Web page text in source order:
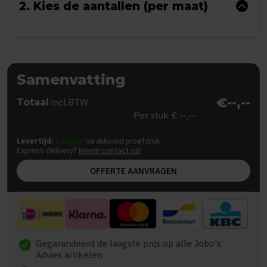
2. Kies de aantallen (per maat)
Samenvatting
Totaal incl.BTW €--,--
Per stuk € --,--
Levertijd: 5 dagen na akkoord proefdruk
Express delivery? Neem contact op!
OFFERTE AANVRAGEN
check Gegarandeerd de laagste prijs op alle Jobo's
Advies artikelen